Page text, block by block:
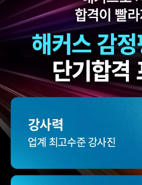
합격생 김*훈님
해커스의 선생님들의
강의력이 너무 좋았어요.
덕분에 노베이스로
합격생 양*성님